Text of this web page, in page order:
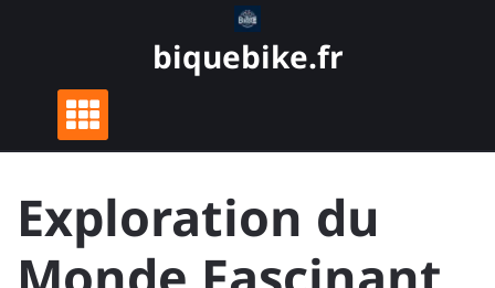
biquebike.fr
Exploration du